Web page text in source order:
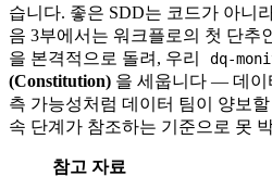
습니다. 좋은 SDD는 코드가 아니
음 3부에서는 워크플로의 첫 단추
을 본격적으로 돌려, 우리 dq-
(Constitution) 을 세웁니다 — 데이
측 가능성처럼 데이터 팀이 양보
속 단계가 참조하는 기준으로 못
참고 자료